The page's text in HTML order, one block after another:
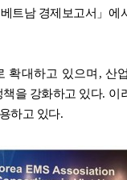
베트남 경제보고서 」 에
확대하고 있으며 ,산
책을 강화하고 있다. 이
하고 있다.